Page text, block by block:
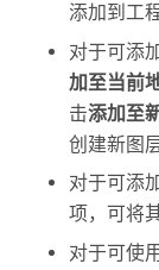
添加到工
对于可添
加至当前
击添加至
创建新图层
对于可添
项，可将
对于可使